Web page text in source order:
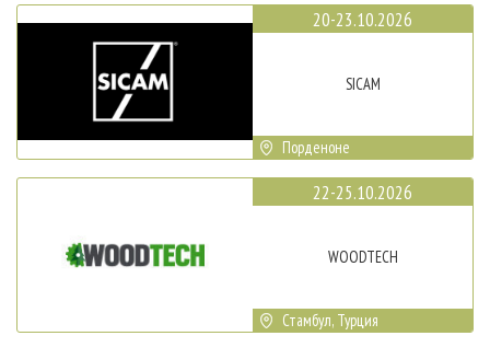
20-23.10.2026
SICAM
Порденоне
22-25.10.2026
WOODTECH
Стамбул, Турция